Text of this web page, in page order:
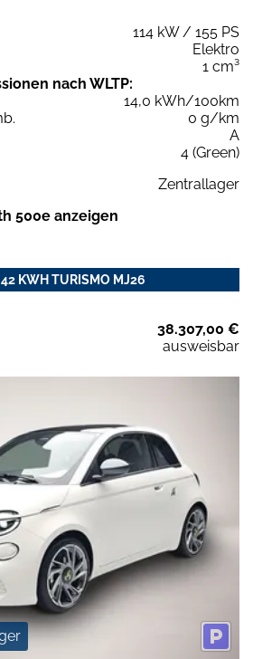
114 kW / 155 PS
Elektro
1 cm³
nach WLTP:
14,0 kWh/100km
0 g/km
A
4 (Green)
Zentrallager
500e anzeigen
KWH TURISMO MJ26
38.307,00 €
ausweisbar